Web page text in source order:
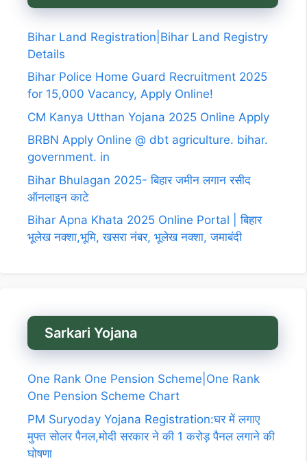
Bihar Land Registration|Bihar Land Registry
Details
Bihar Police Home Guard Recruitment 2025
for 15,000 Vacancy, Apply Online!
CM Kanya Utthan Yojana 2025 Online Apply
BRBN Apply Online @ dbt agriculture. bihar.
government. in
Bihar Bhulagan 2025- बिहार जमीन लगान रसीद
ऑनलाइन काटे
Bihar Apna Khata 2025 Online Portal | बिहार
भूलेख नक्शा,भूमि, खसरा नंबर, भूलेख नक्शा, जमाबंदी
Sarkari Yojana
One Rank One Pension Scheme|One Rank
One Pension Scheme Chart
PM Suryoday Yojana Registration:घर में लगाए
मुफ्त सोलर पैनल,मोदी सरकार ने की 1 करोड़ पैनल लगाने की
घोषणा